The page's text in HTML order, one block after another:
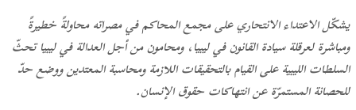
يشكّل الاعتداء الانتحاري على مجمع المحاكم في مصراته محاولةً خطيرةً
ومباشرة لعرقلة سيادة القانون في ليبيا، ومحامون من أجل العدالة في ليبيا تحثّ
السلطات الليبية على القيام بالتحقيقات اللازمة ومحاسبة المعتدين ووضع حدّ
للحصانة المستمرّة عن انتهاكات حقوق الإنسان.